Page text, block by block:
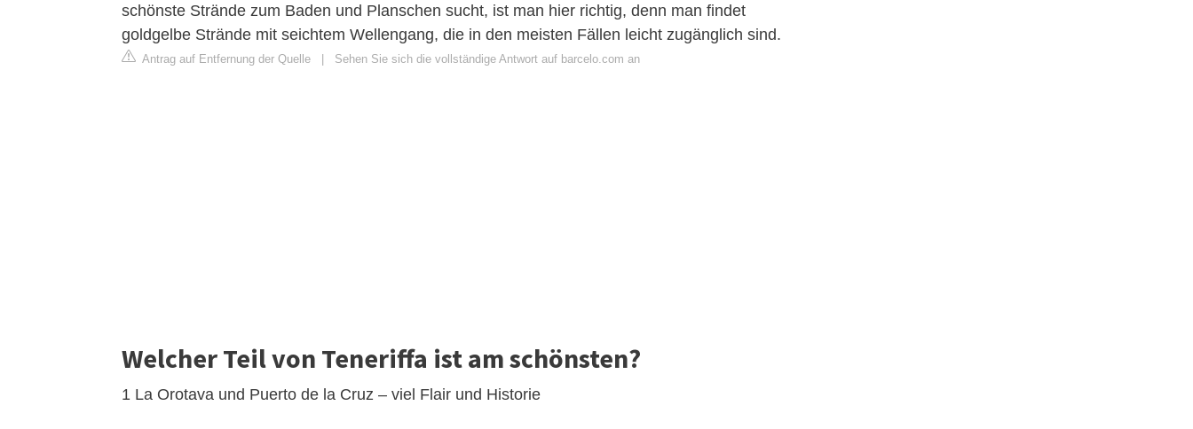
schönste Strände zum Baden und Planschen sucht, ist man hier richtig, denn man findet
goldgelbe Strände mit seichtem Wellengang, die in den meisten Fällen leicht zugänglich sind.
Antrag auf Entfernung der Quelle Sehen Sie sich die vollständige Antwort auf barcelo.com an
Welcher Teil von Teneriffa ist am schönsten?
1 La Orotava und Puerto de la Cruz – viel Flair und Historie